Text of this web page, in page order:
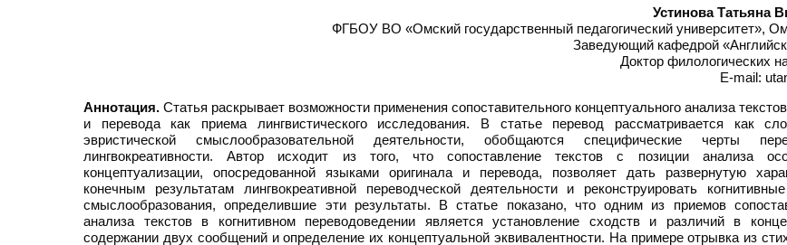
Устинова Татьяна
ФГБОУ ВО «Омский государственный педагогический университет»,
Заведующий кафедрой
Доктор филологических
E-mail:
Аннотация. Статья раскрывает возможности применения сопоставительного концептуального анализа
и перевода как приема лингвистического исследования. В статье перевод рассматривается как
эвристической смыслообразовательной деятельности, обобщаются специфические черты
лингвокреативности. Автор исходит из того, что сопоставление текстов с позиции анализа
концептуализации, опосредованной языками оригинала и перевода, позволяет дать развернутую
конечным результатам лингвокреативной переводческой деятельности и реконструировать
смыслообразования, определившие эти результаты. В статье показано, что одним из приемов
анализа текстов в когнитивном переводоведении является установление сходств и различий в
содержании двух сообщений и определение их концептуальной эквивалентности. На примере отрывка из